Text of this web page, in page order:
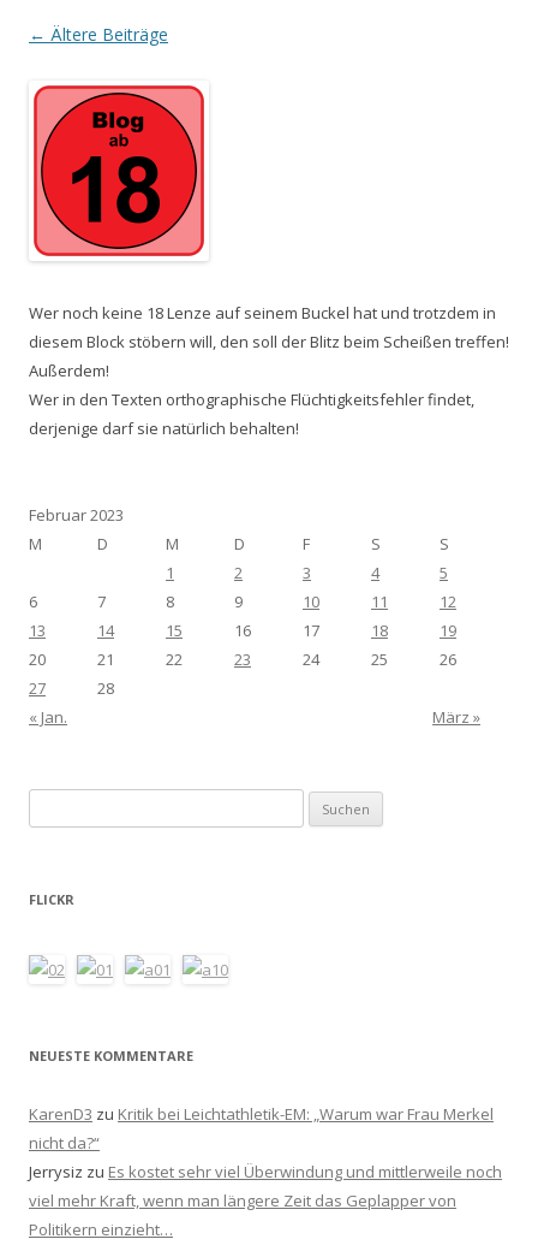
Beitrags-
← Ältere Beiträge
Wer noch keine 18 Lenze auf seinem Buckel hat und trotzdem in
diesem Block stöbern will, den soll der Blitz beim Scheißen treffen!
Außerdem!
Wer in den Texten orthographische Flüchtigkeitsfehler findet,
derjenige darf sie natürlich behalten!
Februar 2023
M
D M D F S
S
1
2 3 4
5
6
7 8 9 10 11
12
13
14 15 16 17 18
19
20
21 22 23 24 25
26
27
28
« Jan.
März »
nach:
FLICKR
NEUESTE KOMMENTARE
KarenD3 zu Kritik bei Leichtathletik-EM: „Warum war Frau Merkel
nicht da?“
Jerrysiz zu Es kostet sehr viel Überwindung und mittlerweile noch
viel mehr Kraft, wenn man längere Zeit das Geplapper von
Politikern einzieht…